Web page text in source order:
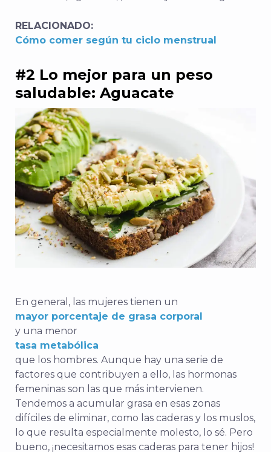
RELACIONADO:
Cómo comer según tu ciclo menstrual
#2 Lo mejor para un peso
saludable: Aguacate
En general, las mujeres tienen un
mayor porcentaje de grasa corporal
y una menor
tasa metabólica
que los hombres. Aunque hay una serie de
factores que contribuyen a ello, las hormonas
femeninas son las que más intervienen.
Tendemos a acumular grasa en esas zonas
difíciles de eliminar, como las caderas y los muslos,
lo que resulta especialmente molesto, lo sé. Pero
bueno, ¡necesitamos esas caderas para tener hijos!